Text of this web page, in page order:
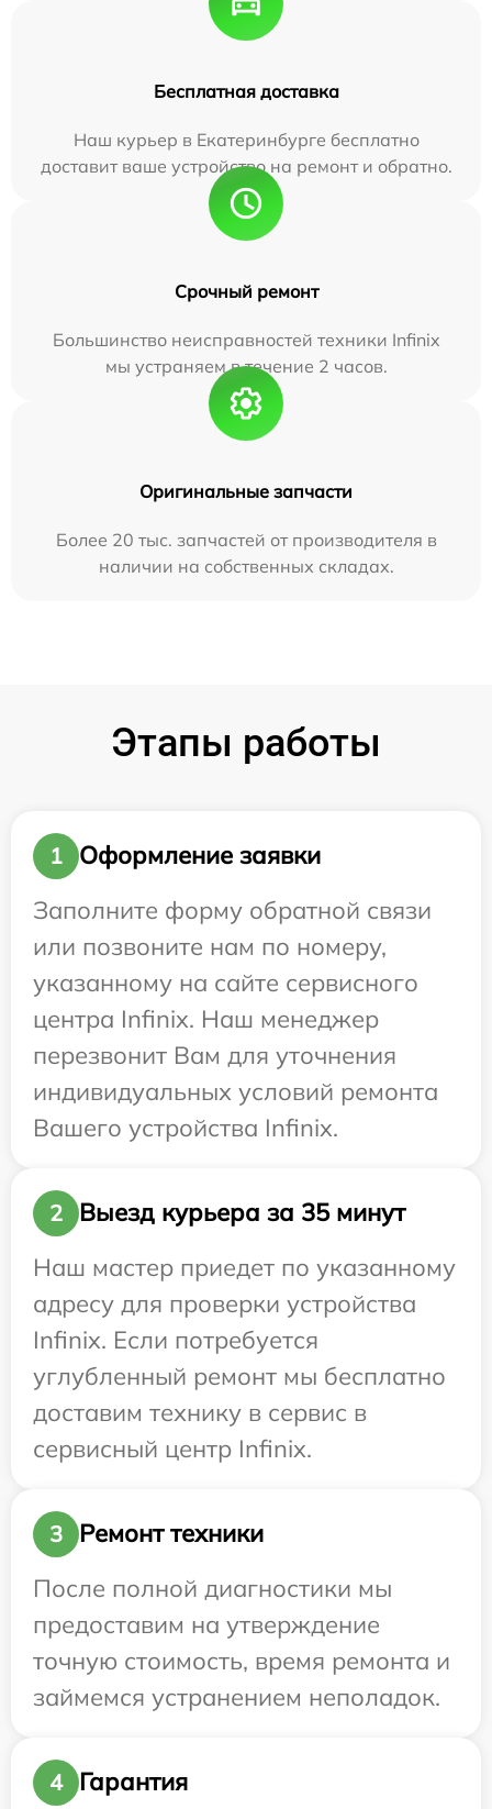
Бесплатная доставка
Наш курьер в Екатеринбурге бесплатно
доставит ваше устройство на ремонт и обратно.
Срочный ремонт
Большинство неисправностей техники Infinix
мы устраняем в течение 2 часов.
Оригинальные запчасти
Более 20 тыс. запчастей от производителя в
наличии на собственных складах.
Этапы работы
1
Оформление заявки
Заполните форму обратной связи
или позвоните нам по номеру,
указанному на сайте сервисного
центра Infinix. Наш менеджер
перезвонит Вам для уточнения
индивидуальных условий ремонта
Вашего устройства Infinix.
2
Выезд курьера за 35 минут
Наш мастер приедет по указанному
адресу для проверки устройства
Infinix. Если потребуется
углубленный ремонт мы бесплатно
доставим технику в сервис в
сервисный центр Infinix.
3
Ремонт техники
После полной диагностики мы
предоставим на утверждение
точную стоимость, время ремонта и
займемся устранением неполадок.
4 Гарантия